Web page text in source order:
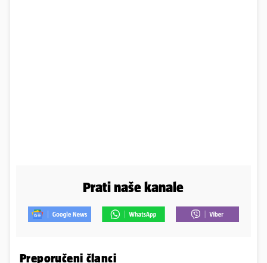
Prati naše kanale
Preporučeni članci